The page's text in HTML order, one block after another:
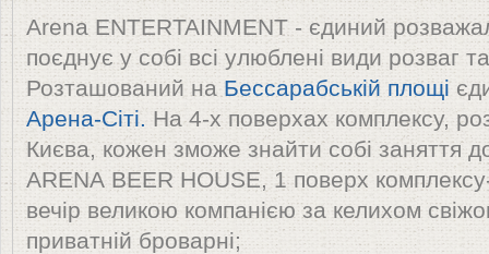
Аrena ЕNTERTAINMENT - єдиний
поєднує у собі всі улюблені види розваг
Розташований наБессарабській площі
Арена-Сіті. На 4-х поверхах комплексу,
Києва, кожен зможе знайти собі заняття
ARENA BEER HOUSE, 1 поверх
вечір великою компанією за келихом
приватній броварні;